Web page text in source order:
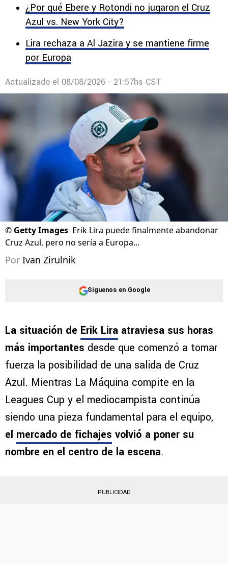
¿Por qué Ebere y Rotondi no jugaron el Cruz
Azul vs. New York City?
Lira rechaza a Al Jazira y se mantiene firme
por Europa
Actualizado el 08/08/2026 - 21:57hs CST
© Getty Images Erik Lira puede finalmente abandonar
Cruz Azul, pero no sería a Europa...
Por Ivan Zirulnik
Síguenos en Google
La situación de Erik Lira atraviesa sus horas
más importantes desde que comenzó a tomar
fuerza la posibilidad de una salida de Cruz
Azul. Mientras La Máquina compite en la
Leagues Cup y el mediocampista continúa
siendo una pieza fundamental para el equipo,
el mercado de fichajes volvió a poner su
nombre en el centro de la escena.
PUBLICIDAD